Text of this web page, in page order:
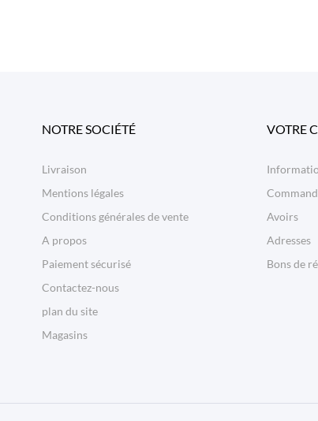
NOTRE SOCIÉTÉ
Livraison
Mentions légales
Conditions générales de vente
A propos
Paiement sécurisé
Contactez-nous
plan du site
Magasins
VOTRE
Avoirs
Adresses
Bons de